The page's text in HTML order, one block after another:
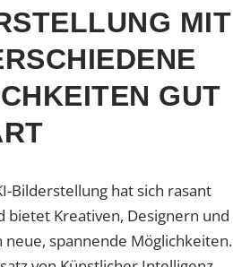
MIT
GUT
Bilderstellung hat sich rasant
bietet Kreativen, Designern und
spannende Möglichkeiten.